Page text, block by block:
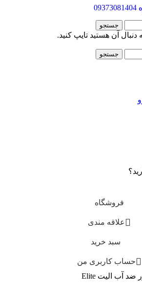
09373081404
جستجو
آن هستید تایپ کنید.
جستجو
فروشگاه
علاقه مندی
سبد خرید
حساب کاربری من